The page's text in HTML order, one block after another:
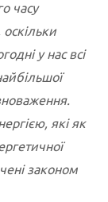
часу
у нас всі
які як
законом